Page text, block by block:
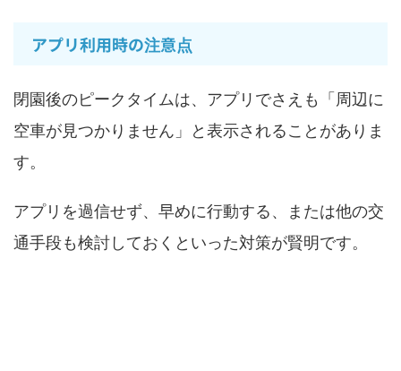
アプリ利用時の注意点
閉園後のピークタイムは、アプリでさえも「周辺に
空車が見つかりません」と表示されることがありま
す。
アプリを過信せず、早めに行動する、または他の交
通手段も検討しておくといった対策が賢明です。